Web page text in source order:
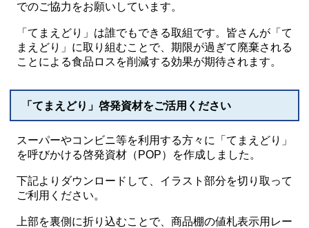
でのご協力をお願いしています。
「てまえどり」は誰でもできる取組です。皆さんが「て
まえどり」に取り組むことで、期限が過ぎて廃棄される
ことによる食品ロスを削減する効果が期待されます。
「てまえどり」啓発資材をご活用ください
スーパーやコンビニ等を利用する方々に「てまえどり」
を呼びかける啓発資材（POP）を作成しました。
下記よりダウンロードして、イラスト部分を切り取って
ご利用ください。
上部を裏側に折り込むことで、商品棚の値札表示用レー